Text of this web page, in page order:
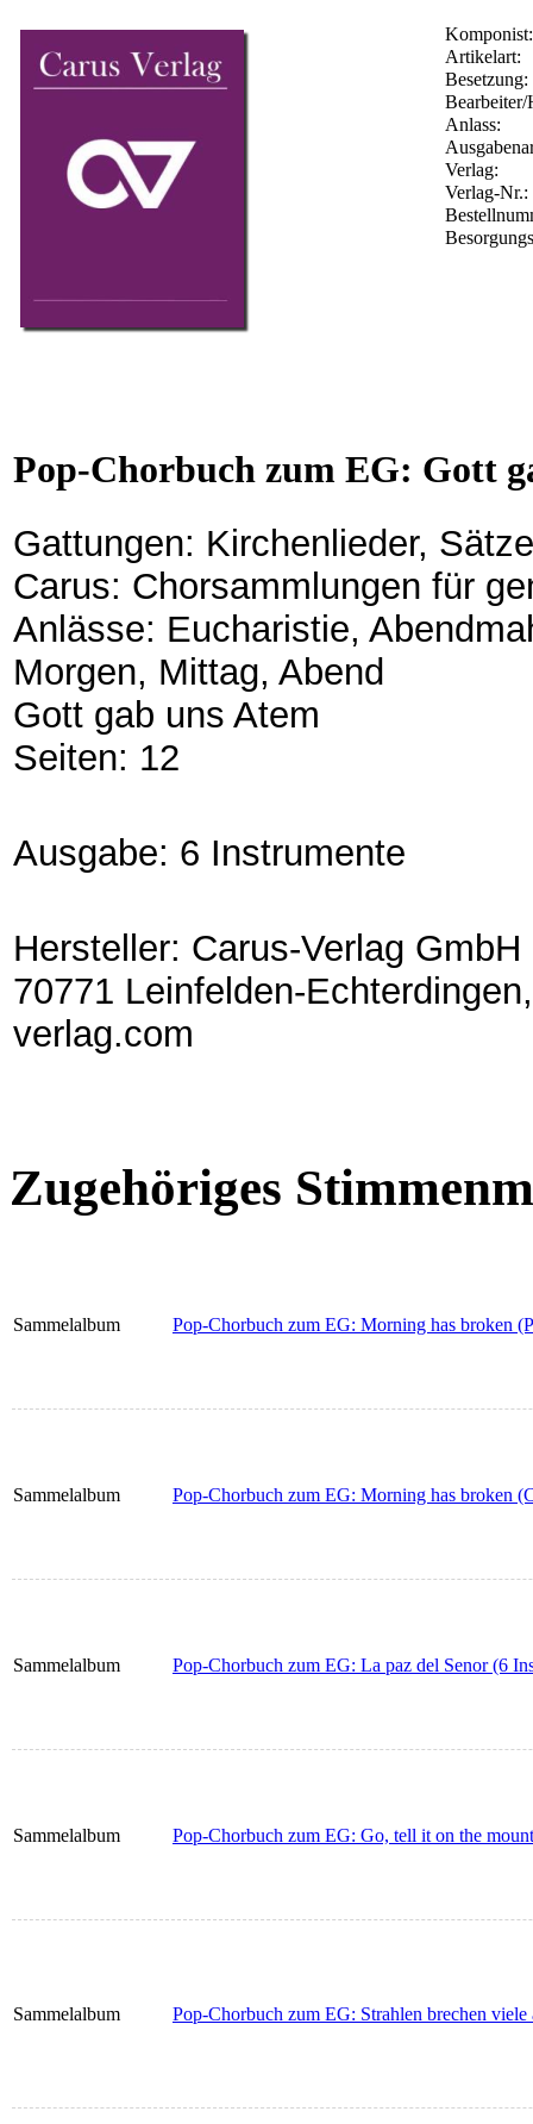
Komponist:
Artikelart:
Besetzung:
Bearbeiter/
Anlass:
Verlag:
Verlag-Nr.:
Pop-Chorbuch zum EG: Gott
Gattungen: Kirchenlieder,
Carus: Chorsammlungen für
Anlässe: Eucharistie,
Morgen, Mittag, Abend
Gott gab uns Atem
Seiten: 12
Ausgabe: 6 Instrumente
Hersteller: Carus-Verlag
70771 Leinfelden-
verlag.com
Zugehöriges
Sammelalbum Pop-Chorbuch zum EG: Morning has broken
Sammelalbum Pop-Chorbuch zum EG: Morning has broken
Sammelalbum Pop-Chorbuch zum EG: La paz del Senor (6
Sammelalbum Pop-Chorbuch zum EG: Go, tell it on the
Sammelalbum Pop-Chorbuch zum EG: Strahlen brechen viele